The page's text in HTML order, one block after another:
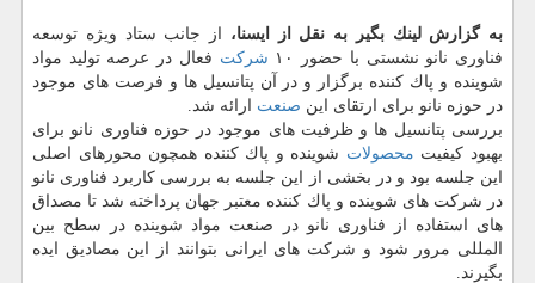
به گزارش لینك بگیر به نقل از ایسنا، از جانب ستاد ویژه توسعه
فناوری نانو نشستی با حضور ۱۰
شركت فعال در عرصه تولید مواد
شوینده و پاك كننده برگزار و در آن پتانسیل ها و فرصت های موجود
در حوزه نانو برای ارتقای این صنعت ارائه شد.
بررسی پتانسیل ها و ظرفیت های موجود در حوزه فناوری نانو برای
بهبود كیفیت محصولات شوینده و پاك كننده همچون محورهای اصلی
این جلسه بود و در بخشی از این جلسه به بررسی كاربرد فناوری نانو
در شركت های شوینده و پاك كننده معتبر جهان پرداخته شد تا مصداق
های استفاده از فناوری نانو در صنعت مواد شوینده در سطح بین
المللی مرور شود و شركت های ایرانی بتوانند از این مصادیق ایده
بگیرند.